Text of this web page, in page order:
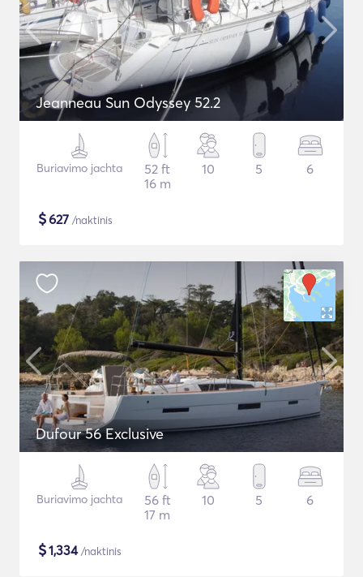
Jeanneau Sun Odyssey 52.2
Buriavimo jachta
52 ft
16 m
10 5 6
$627 /naktinis
Dufour 56 Exclusive
Buriavimo jachta
56 ft
17 m
10 5 6
$1,334/naktinis